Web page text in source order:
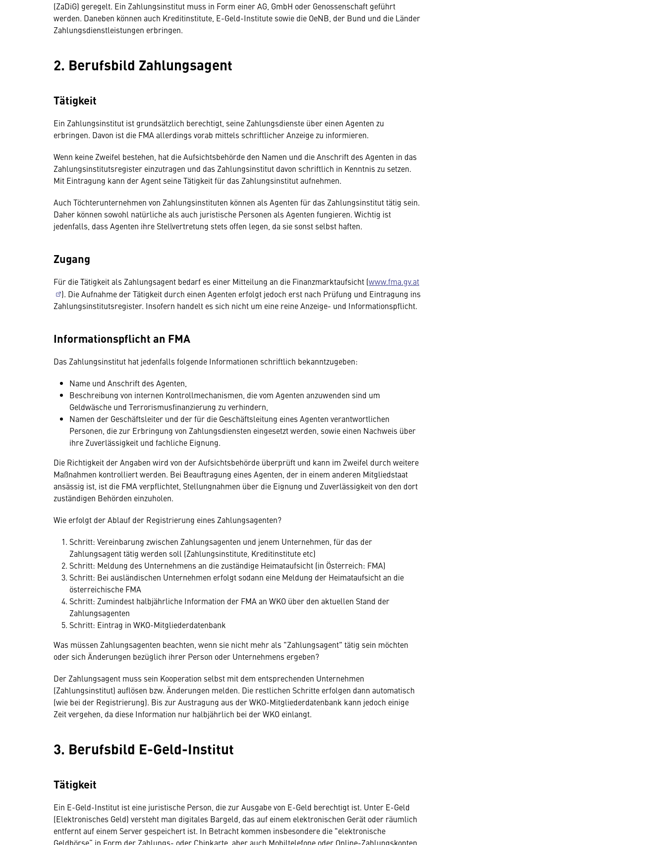
(ZaDiG) geregelt. Ein Zahlungsinstitut muss in Form einer AG, GmbH oder Genossenschaft geführt
werden. Daneben können auch Kreditinstitute, E-Geld-Institute sowie die OeNB, der Bund und die Länder
Zahlungsdienstleistungen erbringen.
2. Berufsbild Zahlungsagent
Tätigkeit
Ein Zahlungsinstitut ist grundsätzlich berechtigt, seine Zahlungsdienste über einen Agenten zu
erbringen. Davon ist die FMA allerdings vorab mittels schriftlicher Anzeige zu informieren.
Wenn keine Zweifel bestehen, hat die Aufsichtsbehörde den Namen und die Anschrift des Agenten in das
Zahlungsinstitutsregister einzutragen und das Zahlungsinstitut davon schriftlich in Kenntnis zu setzen.
Mit Eintragung kann der Agent seine Tätigkeit für das Zahlungsinstitut aufnehmen.
Auch Töchterunternehmen von Zahlungsinstituten können als Agenten für das Zahlungsinstitut tätig sein.
Daher können sowohl natürliche als auch juristische Personen als Agenten fungieren. Wichtig ist
jedenfalls, dass Agenten ihre Stellvertretung stets offen legen, da sie sonst selbst haften.
Zugang
Für die Tätigkeit als Zahlungsagent bedarf es einer Mitteilung an die Finanzmarktaufsicht (www.fma.gv.at
). Die Aufnahme der Tätigkeit durch einen Agenten erfolgt jedoch erst nach Prüfung und Eintragung ins
Zahlungsinstitutsregister. Insofern handelt es sich nicht um eine reine Anzeige- und Informationspflicht.
Informationspflicht an FMA
Das Zahlungsinstitut hat jedenfalls folgende Informationen schriftlich bekanntzugeben:
Name und Anschrift des Agenten,
Beschreibung von internen Kontrollmechanismen, die vom Agenten anzuwenden sind um
Geldwäsche und Terrorismusfinanzierung zu verhindern,
Namen der Geschäftsleiter und der für die Geschäftsleitung eines Agenten verantwortlichen
Personen, die zur Erbringung von Zahlungsdiensten eingesetzt werden, sowie einen Nachweis über
ihre Zuverlässigkeit und fachliche Eignung.
Die Richtigkeit der Angaben wird von der Aufsichtsbehörde überprüft und kann im Zweifel durch weitere
Maßnahmen kontrolliert werden. Bei Beauftragung eines Agenten, der in einem anderen Mitgliedstaat
ansässig ist, ist die FMA verpflichtet, Stellungnahmen über die Eignung und Zuverlässigkeit von den dort
zuständigen Behörden einzuholen.
Wie erfolgt der Ablauf der Registrierung eines Zahlungsagenten?
Schritt: Vereinbarung zwischen Zahlungsagenten und jenem Unternehmen, für das der
Zahlungsagent tätig werden soll (Zahlungsinstitute, Kreditinstitute etc)
Schritt: Meldung des Unternehmens an die zuständige Heimataufsicht (in Österreich: FMA)
Schritt: Bei ausländischen Unternehmen erfolgt sodann eine Meldung der Heimataufsicht an die
österreichische FMA
Schritt: Zumindest halbjährliche Information der FMA an WKO über den aktuellen Stand der
Zahlungsagenten
Schritt: Eintrag in WKO-Mitgliederdatenbank
Was müssen Zahlungsagenten beachten, wenn sie nicht mehr als "Zahlungsagent" tätig sein möchten
oder sich Änderungen bezüglich ihrer Person oder Unternehmens ergeben?
Der Zahlungsagent muss sein Kooperation selbst mit dem entsprechenden Unternehmen
(Zahlungsinstitut) auflösen bzw. Änderungen melden. Die restlichen Schritte erfolgen dann automatisch
(wie bei der Registrierung). Bis zur Austragung aus der WKO-Mitgliederdatenbank kann jedoch einige
Zeit vergehen, da diese Information nur halbjährlich bei der WKO einlangt.
3. Berufsbild E-Geld-Institut
Tätigkeit
Ein E-Geld-Institut ist eine juristische Person, die zur Ausgabe von E-Geld berechtigt ist. Unter E-Geld
(Elektronisches Geld) versteht man digitales Bargeld, das auf einem elektronischen Gerät oder räumlich
entfernt auf einem Server gespeichert ist. In Betracht kommen insbesondere die "elektronische
Geldbörse“ in Form der Zahlungs- oder Chipkarte, aber auch Mobiltelefone oder Online-Zahlungskonten.